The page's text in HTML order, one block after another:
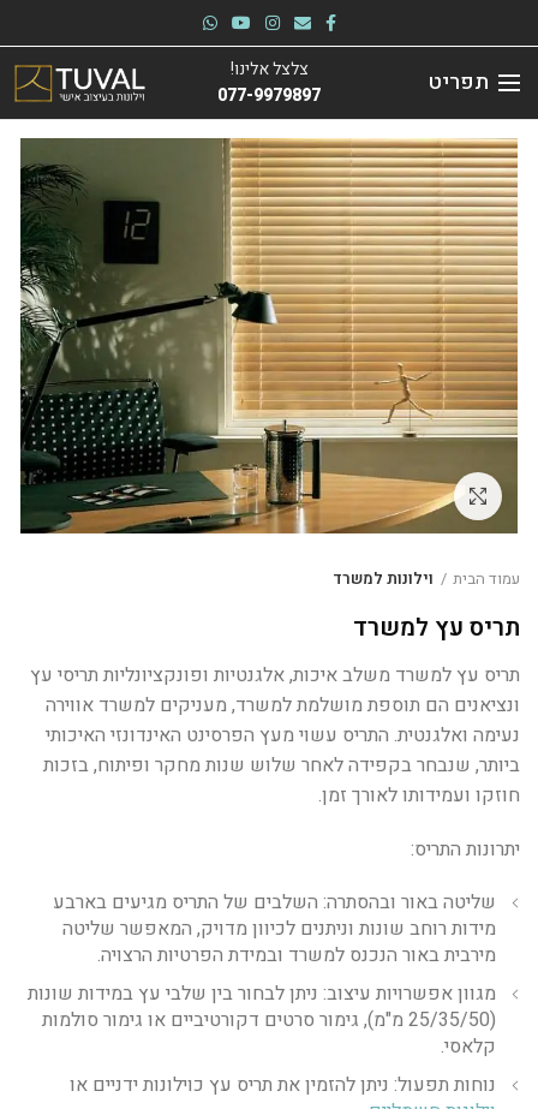
תפריט
צלצל אלינו!
077-9979897
לחץ להגדלה
עמוד הבית וילונות למשרד
תריס עץ למשרד
תריס עץ למשרד משלב איכות, אלגנטיות ופונקציונליות תריסי עץ
ונציאנים הם תוספת מושלמת למשרד, מעניקים למשרד אווירה
נעימה ואלגנטית. התריס עשוי מעץ הפרסינט האינדונזי האיכותי
ביותר, שנבחר בקפידה לאחר שלוש שנות מחקר ופיתוח, בזכות
חוזקו ועמידותו לאורך זמן.
יתרונות התריס:
שליטה באור ובהסתרה: השלבים של התריס מגיעים בארבע
מידות רוחב שונות וניתנים לכיוון מדויק, המאפשר שליטה
מירבית באור הנכנס למשרד ובמידת הפרטיות הרצויה.
מגוון אפשרויות עיצוב: ניתן לבחור בין שלבי עץ במידות שונות
(25/35/50 מ"מ), גימור סרטים דקורטיביים או גימור סולמות
קלאסי.
נוחות תפעול: ניתן להזמין את תריס עץ כוילונות ידניים או